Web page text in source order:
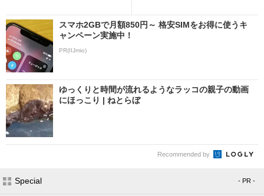
スマホ2GBで月額850円～ 格安SIMをお得に使うキ
ャンペーン実施中！
PR(IIJmio)
ゆっくりと時間が流れるようなラッコの親子の動画
にほっこり | ねとらぼ
Recommended by
Special - PR -